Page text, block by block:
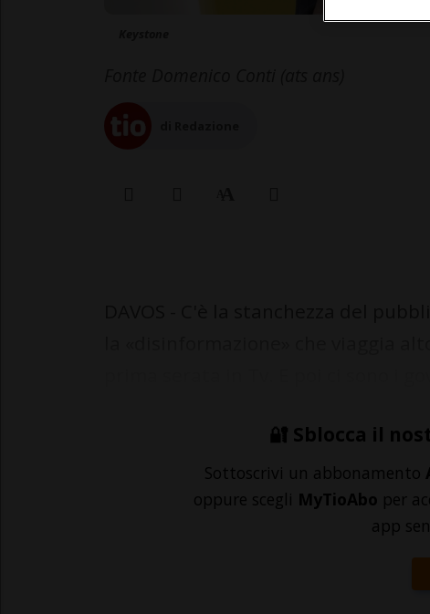
🔐 Sblocca il
Sottoscrivi un abbonamento
oppure scegli MyTioAbo per
app